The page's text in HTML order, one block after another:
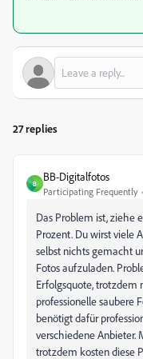
27 replies
B
BB-Digitalfotos
Participating Frequently
Das Problem ist, ziehe
Prozent. Du wirst viele
selbst nichts gemacht
Fotos aufzuladen.
Erfolgsquote, trotzdem
professionelle saubere
benötigt dafür
verschiedene Anbieter.
trotzdem kosten diese